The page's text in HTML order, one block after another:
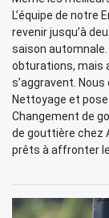
L’équipe de
revenir jusqu’à
saison
obturations, mais
s’aggravent.
Nettoyage et
Changement de
de gouttière chez
prêts à affronter